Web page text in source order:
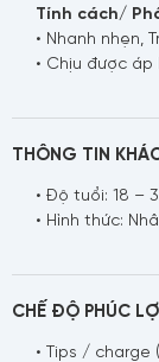
Tính cách/
• Nhanh nhẹn,
• Chịu được
THÔNG TIN
• Độ tuổi: 18 –
• Hình thức:
CHẾ ĐỘ PHÚC
• Tips / charge
Họ tên